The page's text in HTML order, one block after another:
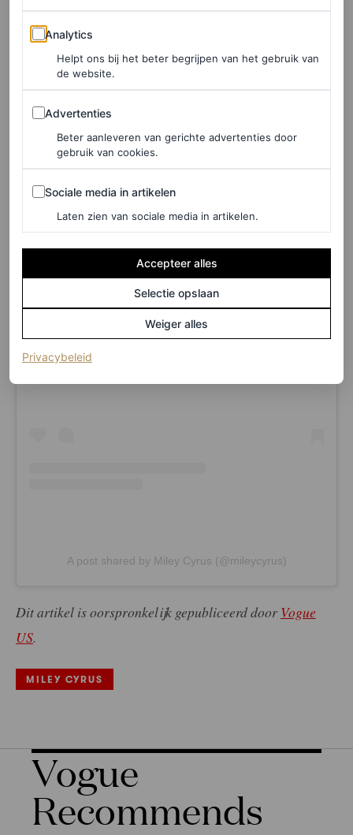
(met blonde highlights nog in tact), maar deze nieuwste
all-overkleurbeurt bewijst dat ze er helemaal voor gaat.
En eerlijk gezegd staat het haar fantastisch.
View this post on Instagram
A post shared by Miley Cyrus (@mileycyrus)
Dit artikel is oorspronkelijk gepubliceerd door Vogue
US.
MILEY CYRUS
Vogue
Recommends
Analytics
Analytics
Helpt ons bij het beter begrijpen van het gebruik van
de website.
Advertenties
Advertenties
Beter aanleveren van gerichte advertenties door
gebruik van cookies.
Sociale media in artikelen
Sociale media in artikelen
Laten zien van sociale media in artikelen.
Accepteer alles
Selectie opslaan
Weiger alles
Privacybeleid